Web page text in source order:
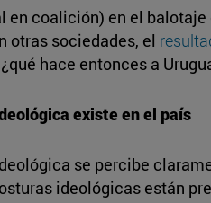
en coalición) en el
otras sociedades, el
hace entonces a
existe en el país
se percibe
ideológicas están